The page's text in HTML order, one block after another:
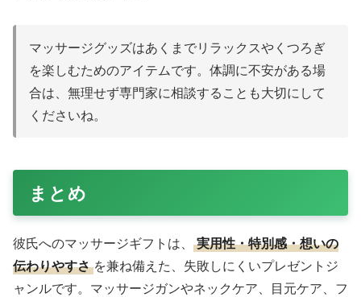
マッサージグッズはあくまでリラックスやくつろぎ
を楽しむためのアイテムです。体調に不安がある場
合は、無理せず専門家に相談することも大切にして
くださいね。
まとめ
彼氏へのマッサージギフトは、
実用性・特別感・想いの
伝わりやすさ を兼ね備えた、失敗しにくいプレゼントジ
ャンルです。マッサージガンやネックケア、目元ケア、フ